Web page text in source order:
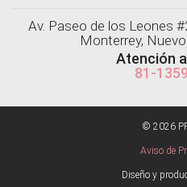
Av. Paseo de los Leones
Monterrey,
Atención
81-
© 2026
Aviso de
Diseño y